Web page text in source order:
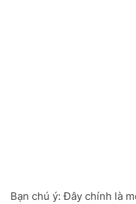
Bạn chú ý: Đây chính là